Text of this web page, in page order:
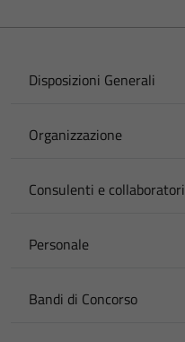
Disposizioni Generali
Organizzazione
Consulenti e collaboratori
Personale
Bandi di Concorso